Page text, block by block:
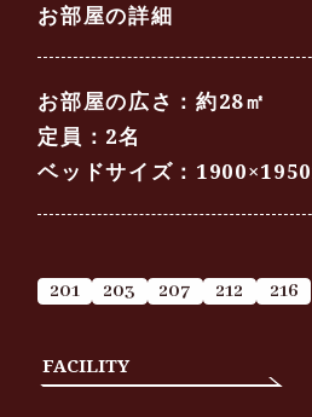
お部屋の詳細
お部屋の広さ：約28㎡
定員：2名
ベッドサイズ：
201 203 207 212 216
FACILITY